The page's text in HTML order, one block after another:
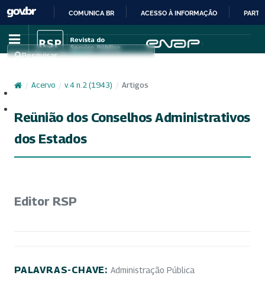
IR
PARA
CONTEÚDO
COMUNICA BR ACESSO À INFORMAÇÃO
Pesquisar
/ Acervo / v. 4 n. 2 (1943) / Artigos
Reünião dos Conselhos Administrativos
dos Estados
Editor RSP
PALAVRAS-CHAVE: Administração Pública